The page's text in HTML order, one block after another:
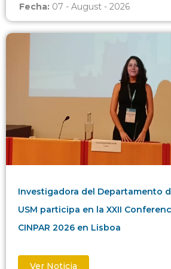
Fecha: 07 - August - 2026
Investigadora del Departamento
USM participa en la XXII
CINPAR 2026 en Lisboa
Ver Noticia